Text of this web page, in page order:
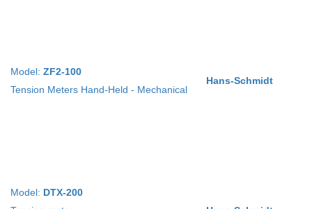
Model: ZF2-100
Tension Meters Hand-Held - Mechanical
Hans-Schmidt
Model: DTX-200